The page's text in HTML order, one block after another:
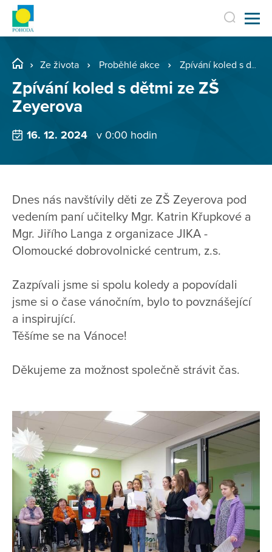
Ze života Proběhlé akce Zpívání koled s dětmi ze ZŠ Zeyerova
Zpívání koled s dětmi ze ZŠ
Zeyerova
16. 12. 2024 v 0:00 hodin
Dnes nás navštívily děti ze ZŠ Zeyerova pod
vedením paní učitelky Mgr. Katrin Křupkové a
Mgr. Jiřího Langa z organizace JIKA -
Olomoucké dobrovolnické centrum, z.s.
Zazpívali jsme si spolu koledy a popovídali
jsme si o čase vánočním, bylo to povznášející
a inspirující.
Těšíme se na Vánoce!
Děkujeme za možnost společně strávit čas.